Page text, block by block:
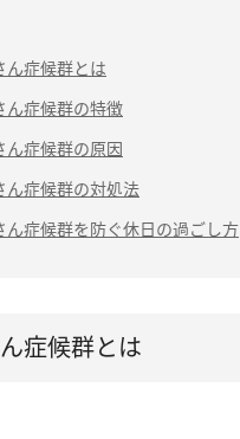
ん症候群とは
ん症候群の特徴
ん症候群の原因
ん症候群の対処法
ん症候群を防ぐ休日の過ごし方
症候群とは